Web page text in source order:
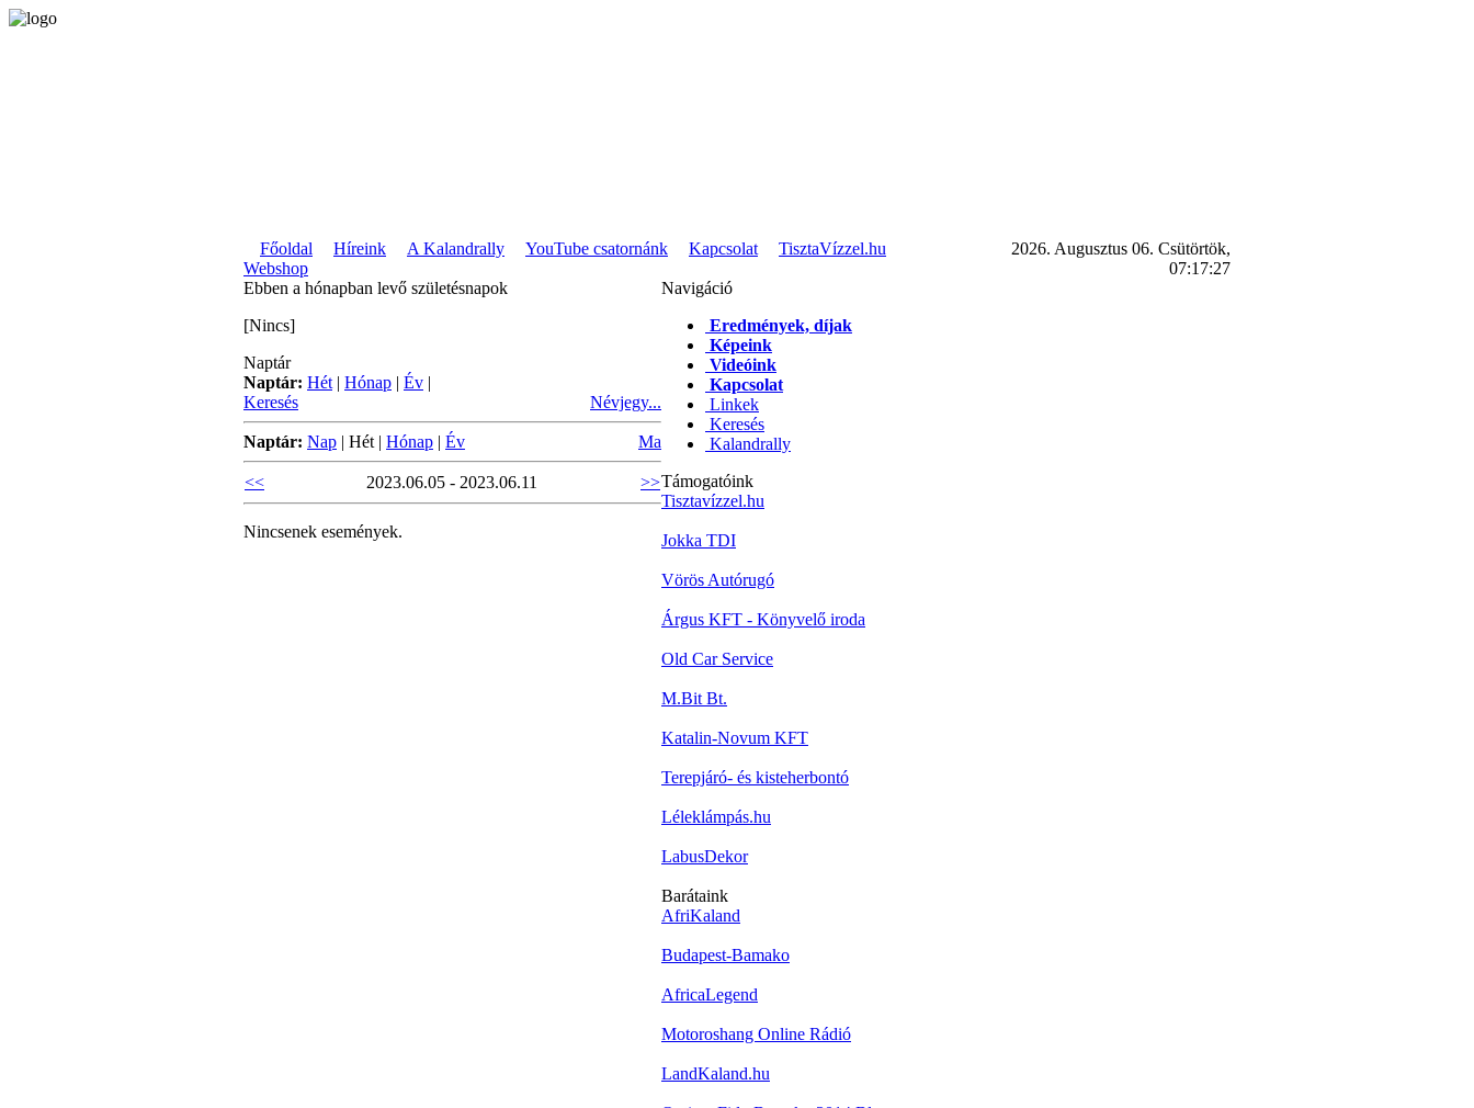
Főoldal Híreink A Kalandrally YouTube csatornánk Kapcsolat
TisztaVízzel.hu
Webshop
2026. Augusztus 06. Csütörtök,
07:17:27
Ebben a hónapban levő születésnapok
[Nincs]
Naptár
Naptár: Hét | Hónap | Év |
Keresés
Névjegy...
Naptár: Nap | Hét | Hónap | Év Ma
<< 2023.06.05 - 2023.06.11 >>
Nincsenek események.
Navigáció
Eredmények, díjak
Képeink
Videóink
Kapcsolat
Linkek
Keresés
Kalandrally
Támogatóink
Tisztavízzel.hu
Jokka TDI
Vörös Autórugó
Árgus KFT - Könyvelő iroda
Old Car Service
M.Bit Bt.
Katalin-Novum KFT
Terepjáró- és kisteherbontó
Léleklámpás.hu
LabusDekor
Barátaink
AfriKaland
Budapest-Bamako
AfricaLegend
Motoroshang Online Rádió
LandKaland.hu